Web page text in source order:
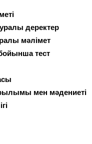
деректер
мәлімет
тест
мен мәдениеті